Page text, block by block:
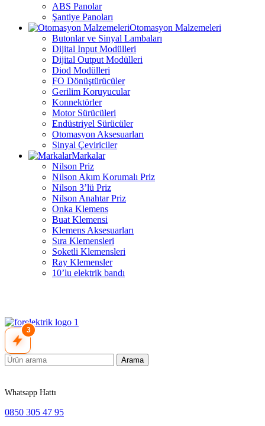
ABS Panolar
Şantiye Panoları
Otomasyon Malzemeleri
Butonlar ve Sinyal Lambaları
Dijital Input Modülleri
Dijital Output Modülleri
Diod Modülleri
FO Dönüştürücüler
Gerilim Koruyucular
Konnektörler
Motor Sürücüleri
Endüstriyel Sürücüler
Otomasyon Aksesuarları
Sinyal Çeviriciler
Markalar
Nilson Priz
Nilson Akım Korumalı Priz
Nilson 3’lü Priz
Nilson Anahtar Priz
Onka Klemens
Buat Klemensi
Klemens Aksesuarları
Sıra Klemensleri
Soketli Klemensleri
Ray Klemensler
10’lu elektrik bandı
3
Arama
Whatsapp Hattı
0850 305 47 95